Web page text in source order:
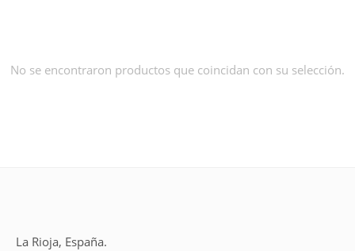
No se encontraron productos que coincidan con su selección.
La Rioja, España.